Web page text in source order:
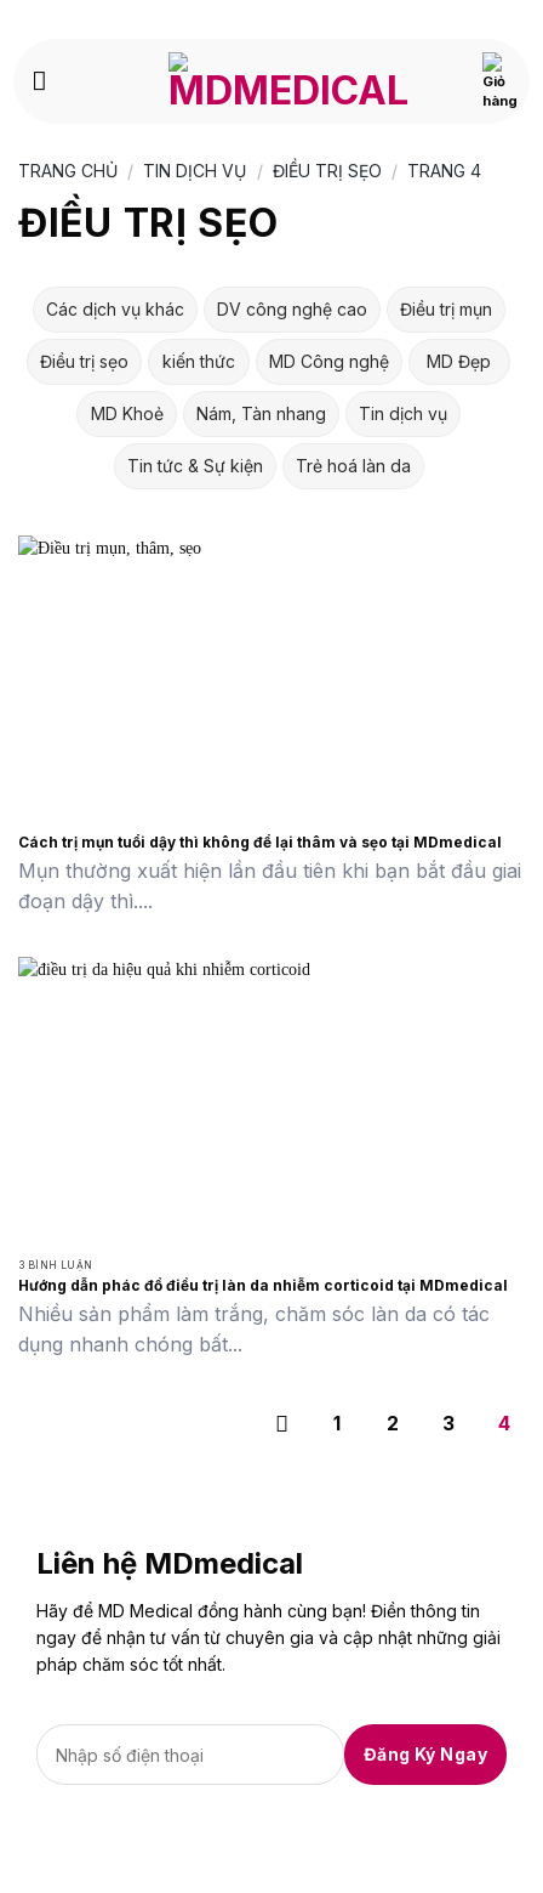
dung
TRANG CHỦ / TIN DỊCH VỤ / ĐIỀU TRỊ SẸO / TRANG 4
ĐIỀU TRỊ SẸO
Các dịch vụ khác DV công nghệ cao Điều trị mụn
Điều trị sẹo kiến thức MD Công nghệ MD Đẹp
MD Khoẻ Nám, Tàn nhang Tin dịch vụ
Tin tức & Sự kiện Trẻ hoá làn da
Cách trị mụn tuổi dậy thì không để lại thâm và sẹo tại MDmedical
Mụn thường xuất hiện lần đầu tiên khi bạn bắt đầu giai
đoạn dậy thì....
Hướng dẫn phác đồ điều trị làn da nhiễm corticoid tại MDmedical
Nhiều sản phẩm làm trắng, chăm sóc làn da có tác
dụng nhanh chóng bất...
3 BÌNH LUẬN
1 2 3 4
Liên hệ MDmedical
Hãy để MD Medical đồng hành cùng bạn! Điền thông tin
ngay để nhận tư vấn từ chuyên gia và cập nhật những giải
pháp chăm sóc tốt nhất.